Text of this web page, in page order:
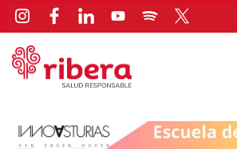
Saltar
contenido